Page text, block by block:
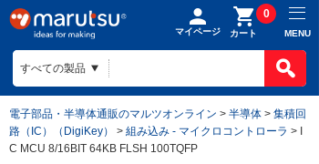
マイページ カート
0
MENU
電子部品・半導体通販のマルツオンライン > 半導体 > 集積回
路（IC）（DigiKey）
> 組み込み - マイクロコントローラ > I
C MCU 8/16BIT 64KB FLSH 100TQFP